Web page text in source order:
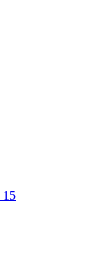
15